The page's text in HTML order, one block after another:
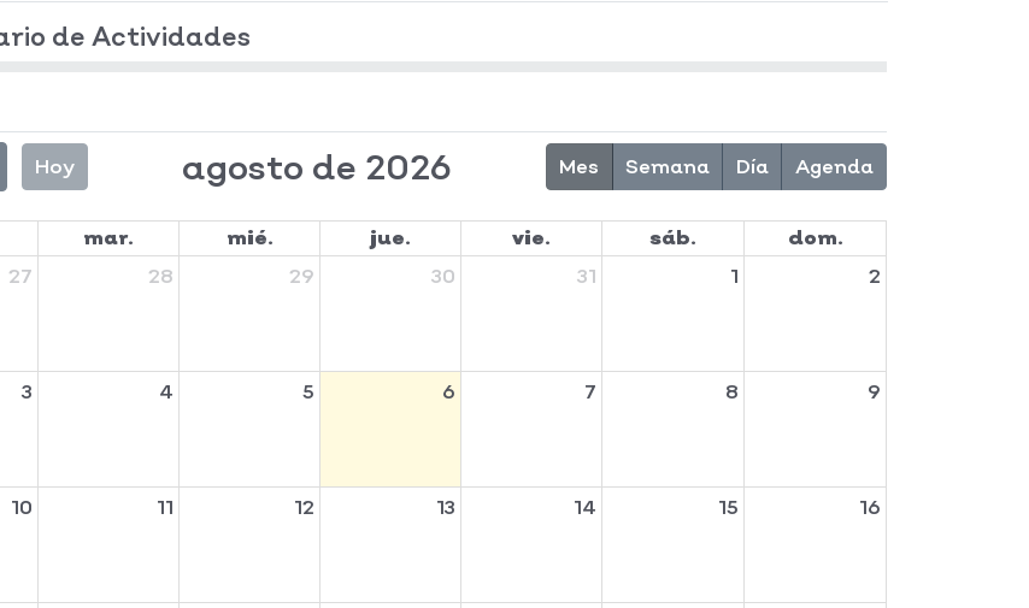
de Actividades
Hoy agosto de 2026 Mes Semana Día Agenda
mar. mié. jue. vie. sáb. dom.
27 28 29 30 31 1 2
3 4 5 6 7 8 9
10 11 12 13 14 15 16